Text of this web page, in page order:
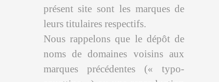
présent site sont les marques de
leurs titulaires respectifs.
Nous rappelons que le dépôt de
noms de domaines voisins aux
marques précédentes (« typo-